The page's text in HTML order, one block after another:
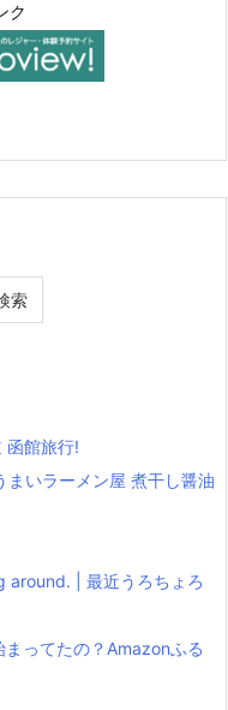
ク
索
館旅行!
いラーメン屋 煮干し醤油
| 最近うろちょろ
ってたの？Amazonふる